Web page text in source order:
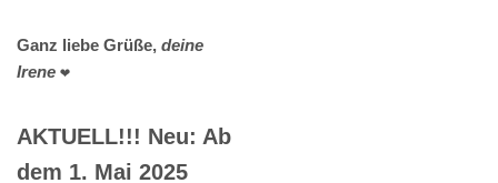
Ganz liebe Grüße, deine
Irene ❤️
AKTUELL!!! Neu: Ab
dem 1. Mai 2025